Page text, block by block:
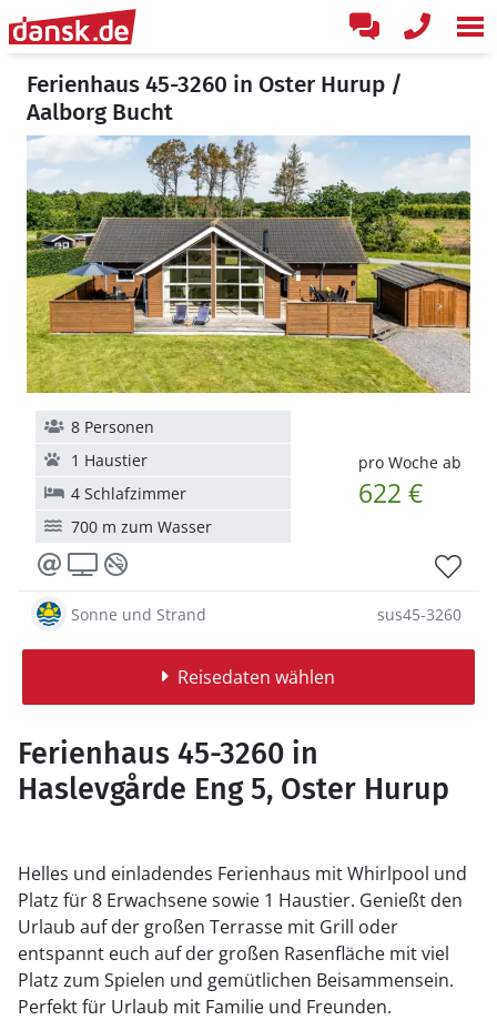
Ferienhaus 45-3260 in Oster Hurup /
Aalborg Bucht
pro Woche ab
622 €
8 Personen
1 Haustier
4 Schlafzimmer
700 m zum Wasser
Sonne und Strand sus45-3260
Reisedaten wählen
Ferienhaus 45-3260 in
Haslevgårde Eng 5, Oster Hurup
Helles und einladendes Ferienhaus mit Whirlpool und
Platz für 8 Erwachsene sowie 1 Haustier. Genießt den
Urlaub auf der großen Terrasse mit Grill oder
entspannt euch auf der großen Rasenfläche mit viel
Platz zum Spielen und gemütlichen Beisammensein.
Perfekt für Urlaub mit Familie und Freunden.